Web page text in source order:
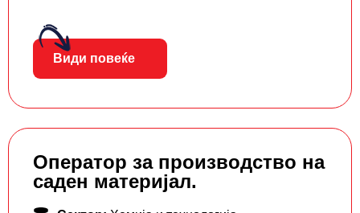
Види повеќе
Оператор за производство на
саден материјал.